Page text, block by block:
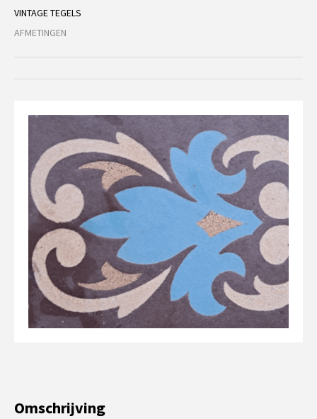
VINTAGE TEGELS
AFMETINGEN
Omschrijving